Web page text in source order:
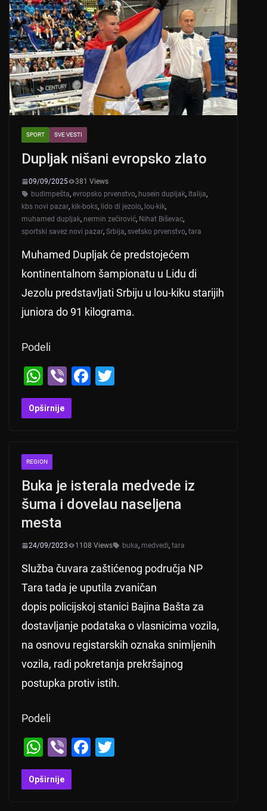
SPORT SVE VESTI
Dupljak nišani evropsko zlato
09/09/2025
381 Views
budimpešta, evropsko prvenstvo, husein dupljak, Italija,
kbs novi pazar, kik-boks, lido di jezolo, lou-kik,
muhamed dupljak, nermin zećirović, Nihat Biševac,
sportski savez novi pazar, Srbija, svetsko prvenstvo, tara
Muhamed Dupljak će predstojećem
kontinentalnom šampionatu u Lidu di
Jezolu predstavljati Srbiju u lou-kiku starijih
juniora do 91 kilograma.
Podeli
W
h
at
A
p
p
Vi
b
er
F
o
k
Opširnije
REGION
Buka je isterala medvede iz
šuma i dovelau naseljena
mesta
24/09/2023 1108 Views buka, medvedi, tara
Služba čuvara zaštićenog područja NP
Tara tada je uputila zvaničan
dopis policijskoj stanici Bajina Bašta za
dostavljanje podataka o vlasnicima vozila,
na osnovu registarskih oznaka snimljenih
vozila, radi pokretanja prekršajnog
postupka protiv istih.
Podeli
W
h
at
Vi
b
er
F
Opširnije